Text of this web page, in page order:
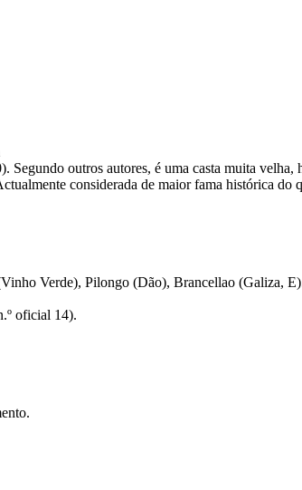
outros autores, é uma casta muita
considerada de maior fama histórica do
Verde), Pilongo (Dão), Brancellao (Galiza,
oficial 14).